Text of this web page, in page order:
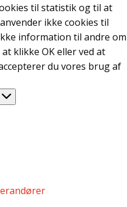
til statistik og til at
ikke cookies til
information til andre om
klikke OK eller ved at
du vores brug af